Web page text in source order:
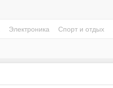
Электроника Спорт и отдых